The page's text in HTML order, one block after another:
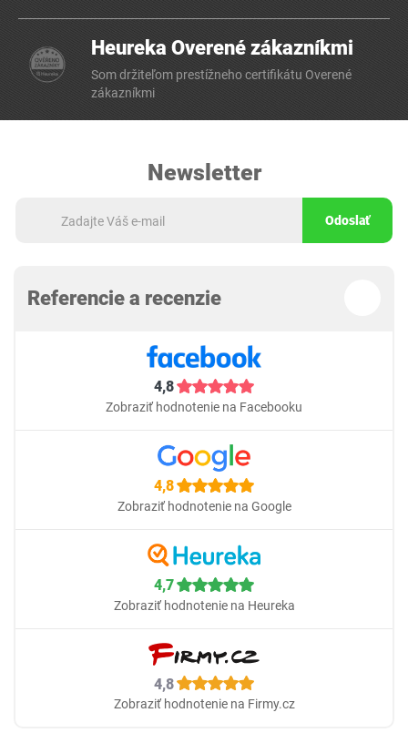
Heureka Overené zákazníkmi
Som držiteľom prestížneho certifikátu Overené
zákazníkmi
Newsletter
Odoslať
Referencie a recenzie
4,8
Zobraziť hodnotenie na Facebooku
4,8
Zobraziť hodnotenie na Google
4,7
Zobraziť hodnotenie na Heureka
4,8
Zobraziť hodnotenie na Firmy.cz